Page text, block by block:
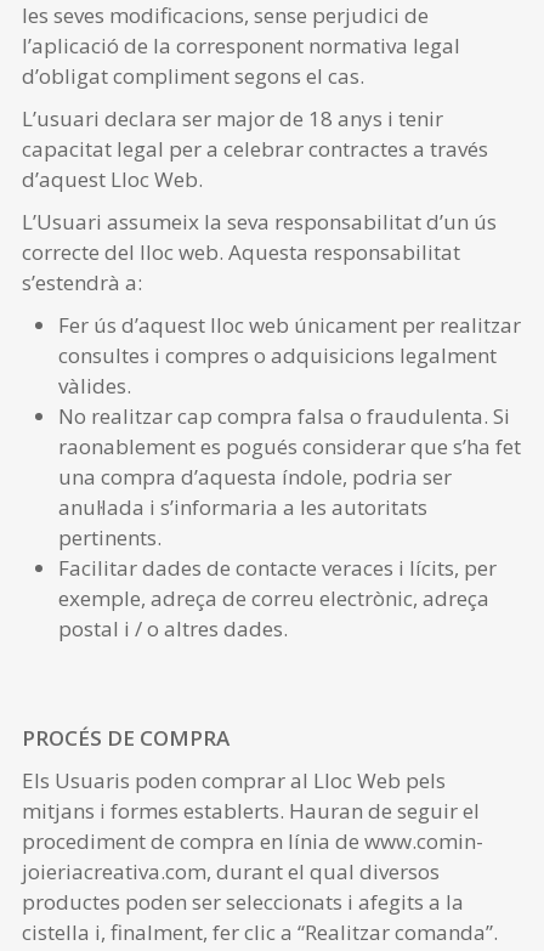
les seves modificacions, sense perjudici de
l’aplicació de la corresponent normativa legal
d’obligat compliment segons el cas.
L’usuari declara ser major de 18 anys i tenir
capacitat legal per a celebrar contractes a través
d’aquest Lloc Web.
L’Usuari assumeix la seva responsabilitat d’un ús
correcte del lloc web. Aquesta responsabilitat
s’estendrà a:
Fer ús d’aquest lloc web únicament per realitzar
consultes i compres o adquisicions legalment
vàlides.
No realitzar cap compra falsa o fraudulenta. Si
raonablement es pogués considerar que s’ha fet
una compra d’aquesta índole, podria ser
anul·lada i s’informaria a les autoritats
pertinents.
Facilitar dades de contacte veraces i lícits, per
exemple, adreça de correu electrònic, adreça
postal i / o altres dades.
PROCÉS DE COMPRA
Els Usuaris poden comprar al Lloc Web pels
mitjans i formes establerts. Hauran de seguir el
procediment de compra en línia de www.comin-
joieriacreativa.com, durant el qual diversos
productes poden ser seleccionats i afegits a la
cistella i, finalment, fer clic a “Realitzar comanda”.